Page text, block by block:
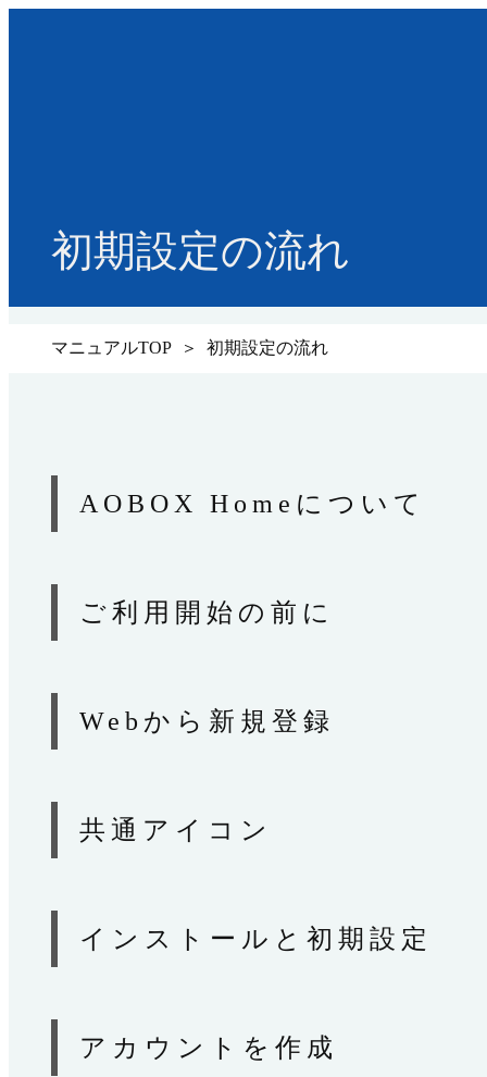
初期設定の流れ
マニュアルTOP ＞ 初期設定の流れ
AOBOX Homeについて
ご利用開始の前に
Webから新規登録
共通アイコン
インストールと初期設定
アカウントを作成